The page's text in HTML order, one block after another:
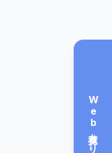
Web見積もり